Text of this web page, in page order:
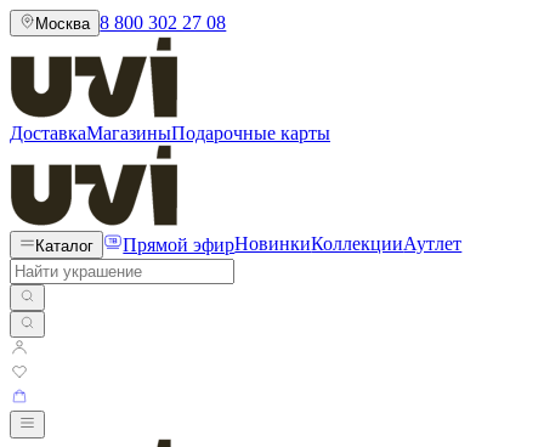
Москва 8 800 302 27 08
ДоставкаМагазиныПодарочные карты
Каталог Прямой эфирНовинкиКоллекцииАутлет